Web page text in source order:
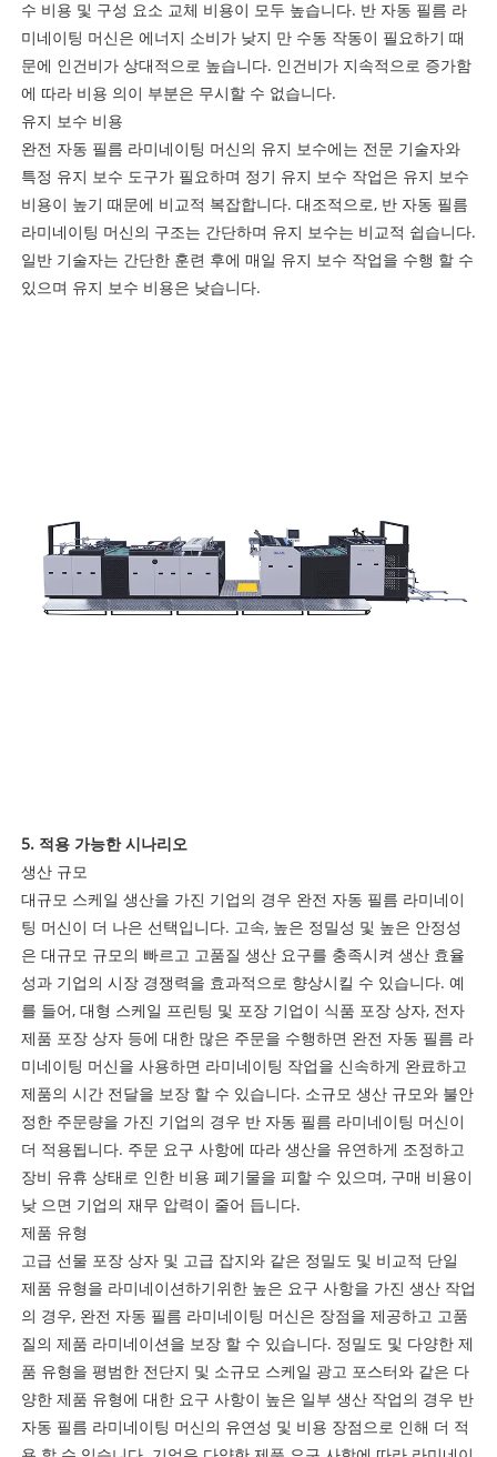
수 비용 및 구성 요소 교체 비용이 모두 높습니다. 반 자동 필름 라
미네이팅 머신은 에너지 소비가 낮지 만 수동 작동이 필요하기 때
문에 인건비가 상대적으로 높습니다. 인건비가 지속적으로 증가함
에 따라 비용 의이 부분은 무시할 수 없습니다.
유지 보수 비용
완전 자동 필름 라미네이팅 머신의 유지 보수에는 전문 기술자와
특정 유지 보수 도구가 필요하며 정기 유지 보수 작업은 유지 보수
비용이 높기 때문에 비교적 복잡합니다. 대조적으로, 반 자동 필름
라미네이팅 머신의 구조는 간단하며 유지 보수는 비교적 쉽습니다.
일반 기술자는 간단한 훈련 후에 매일 유지 보수 작업을 수행 할 수
있으며 유지 보수 비용은 낮습니다.
5. 적용 가능한 시나리오
생산 규모
대규모 스케일 생산을 가진 기업의 경우 완전 자동 필름 라미네이
팅 머신이 더 나은 선택입니다. 고속, 높은 정밀성 및 높은 안정성
은 대규모 규모의 빠르고 고품질 생산 요구를 충족시켜 생산 효율
성과 기업의 시장 경쟁력을 효과적으로 향상시킬 수 있습니다. 예
를 들어, 대형 스케일 프린팅 및 포장 기업이 식품 포장 상자, 전자
제품 포장 상자 등에 대한 많은 주문을 수행하면 완전 자동 필름 라
미네이팅 머신을 사용하면 라미네이팅 작업을 신속하게 완료하고
제품의 시간 전달을 보장 할 수 있습니다. 소규모 생산 규모와 불안
정한 주문량을 가진 기업의 경우 반 자동 필름 라미네이팅 머신이
더 적용됩니다. 주문 요구 사항에 따라 생산을 유연하게 조정하고
장비 유휴 상태로 인한 비용 폐기물을 피할 수 있으며, 구매 비용이
낮 으면 기업의 재무 압력이 줄어 듭니다.
제품 유형
고급 선물 포장 상자 및 고급 잡지와 같은 정밀도 및 비교적 단일
제품 유형을 라미네이션하기위한 높은 요구 사항을 가진 생산 작업
의 경우, 완전 자동 필름 라미네이팅 머신은 장점을 제공하고 고품
질의 제품 라미네이션을 보장 할 수 있습니다. 정밀도 및 다양한 제
품 유형을 평범한 전단지 및 소규모 스케일 광고 포스터와 같은 다
양한 제품 유형에 대한 요구 사항이 높은 일부 생산 작업의 경우 반
자동 필름 라미네이팅 머신의 유연성 및 비용 장점으로 인해 더 적